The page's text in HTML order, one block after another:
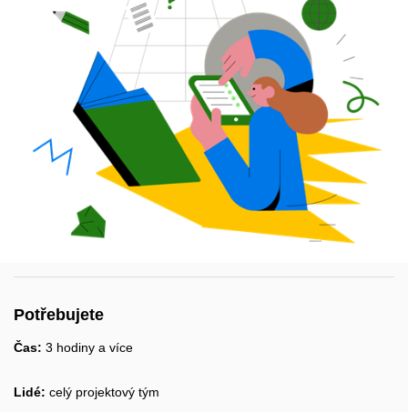
Potřebujete
Čas: 3 hodiny a více
Lidé: celý projektový tým